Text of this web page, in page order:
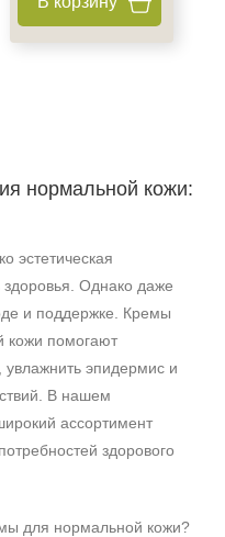
нормальной кожи:
эстетическая
здоровья. Однако даже
и поддержке. Кремы
кожи помогают
увлажнить эпидермис и
В нашем
ассортимент
здорового
для нормальной кожи?